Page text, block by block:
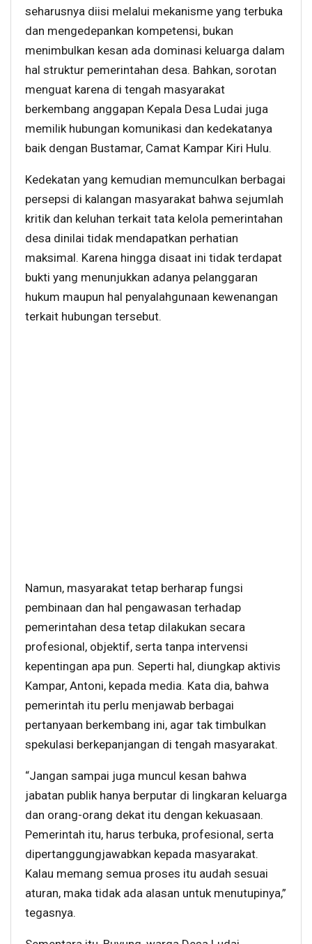
seharusnya diisi melalui mekanisme yang terbuka
dan mengedepankan kompetensi, bukan
menimbulkan kesan ada dominasi keluarga dalam
hal struktur pemerintahan desa. Bahkan, sorotan
menguat karena di tengah masyarakat
berkembang anggapan Kepala Desa Ludai juga
memilik hubungan komunikasi dan kedekatanya
baik dengan Bustamar, Camat Kampar Kiri Hulu.
Kedekatan yang kemudian memunculkan berbagai
persepsi di kalangan masyarakat bahwa sejumlah
kritik dan keluhan terkait tata kelola pemerintahan
desa dinilai tidak mendapatkan perhatian
maksimal. Karena hingga disaat ini tidak terdapat
bukti yang menunjukkan adanya pelanggaran
hukum maupun hal penyalahgunaan kewenangan
terkait hubungan tersebut.
Namun, masyarakat tetap berharap fungsi
pembinaan dan hal pengawasan terhadap
pemerintahan desa tetap dilakukan secara
profesional, objektif, serta tanpa intervensi
kepentingan apa pun. Seperti hal, diungkap aktivis
Kampar, Antoni, kepada media. Kata dia, bahwa
pemerintah itu perlu menjawab berbagai
pertanyaan berkembang ini, agar tak timbulkan
spekulasi berkepanjangan di tengah masyarakat.
“Jangan sampai juga muncul kesan bahwa
jabatan publik hanya berputar di lingkaran keluarga
dan orang-orang dekat itu dengan kekuasaan.
Pemerintah itu, harus terbuka, profesional, serta
dipertanggungjawabkan kepada masyarakat.
Kalau memang semua proses itu audah sesuai
aturan, maka tidak ada alasan untuk menutupinya,”
tegasnya.